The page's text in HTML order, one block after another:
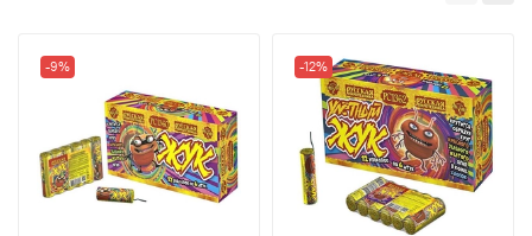
-9% -12%